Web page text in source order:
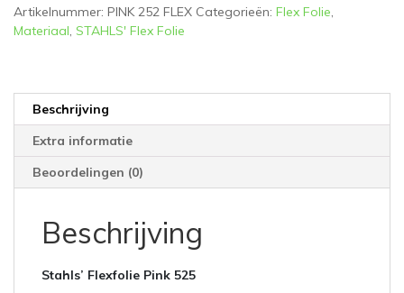
Artikelnummer: PINK 252 FLEX Categorieën: Flex Folie,
Materiaal, STAHLS' Flex Folie
Beschrijving
Extra informatie
Beoordelingen (0)
Beschrijving
Stahls’ Flexfolie Pink 525